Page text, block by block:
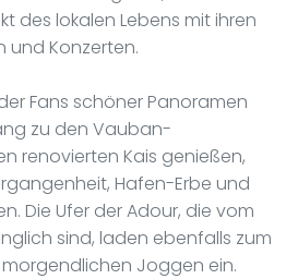
des lokalen Lebens mit ihren
und Konzerten.
Fans schöner Panoramen
zu den Vauban-
renovierten Kais genießen,
Hafen-Erbe und
Die Ufer der Adour, die vom
sind, laden ebenfalls zum
Joggen ein.